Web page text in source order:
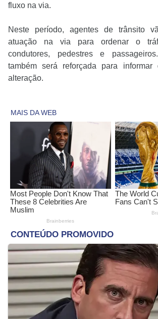
fluxo na via.
Neste período, agentes de trânsito
atuação na via para ordenar o
condutores, pedestres e
também será reforçada para
alteração.